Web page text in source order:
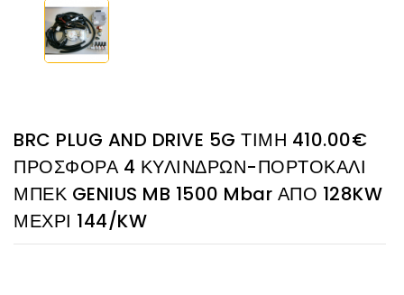
BRC PLUG AND DRIVE 5G ΤΙΜΗ 410.00€
ΠΡΟΣΦΟΡΑ 4 ΚΥΛΙΝΔΡΩΝ-ΠΟΡΤΟΚΑΛΙ
ΜΠΕΚ GENIUS MB 1500 Mbar ΑΠΟ 128KW
ΜΕΧΡΙ 144/KW